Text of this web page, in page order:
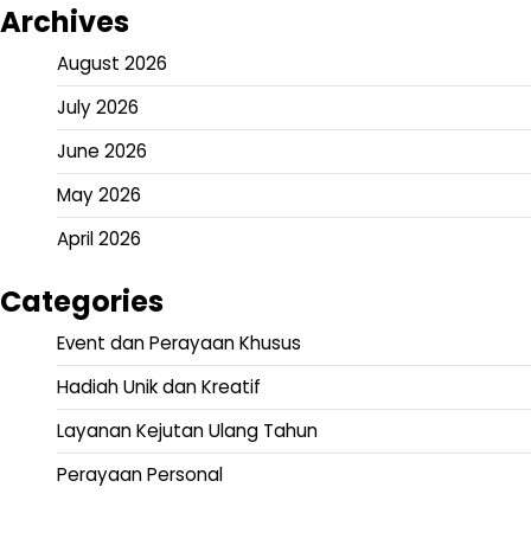
Archives
August 2026
July 2026
June 2026
May 2026
April 2026
Categories
Event dan Perayaan Khusus
Hadiah Unik dan Kreatif
Layanan Kejutan Ulang Tahun
Perayaan Personal